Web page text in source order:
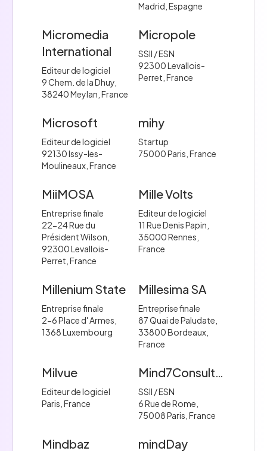
Madrid, Espagne
Micromedia
International
Editeur de logiciel
9 Chem. de la Dhuy,
38240 Meylan, France
Micropole
SSII / ESN
92300 Levallois-
Perret, France
Microsoft
Editeur de logiciel
92130 Issy-les-
Moulineaux, France
mihy
Startup
75000 Paris, France
MiiMOSA
Entreprise finale
22-24 Rue du
Président Wilson,
92300 Levallois-
Perret, France
Mille Volts
Editeur de logiciel
11 Rue Denis Papin,
35000 Rennes,
France
Millenium State
Entreprise finale
2-6 Place d' Armes,
1368 Luxembourg
Millesima SA
Entreprise finale
87 Quai de Paludate,
33800 Bordeaux,
France
Milvue
Editeur de logiciel
Paris, France
Mind7Consulting
SSII / ESN
6 Rue de Rome,
75008 Paris, France
Mindbaz mindDay